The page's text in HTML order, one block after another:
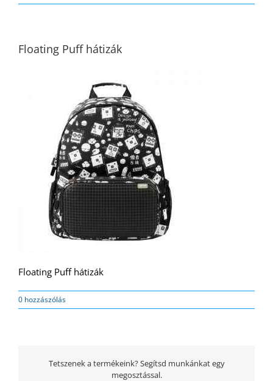
Floating Puff hátizák
Floating Puff hátizák
0 hozzászólás
Tetszenek a termékeink? Segítsd munkánkat egy
megosztással.